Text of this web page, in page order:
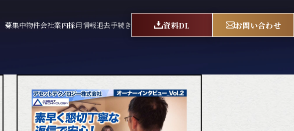
募集中物件会社案内採用情報退去手続き 資料DL お問い合わせ